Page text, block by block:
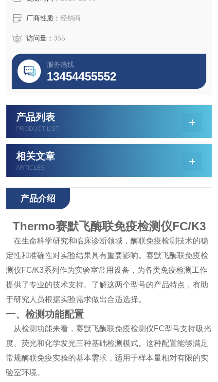
厂商性质： 经销商
访问量： 355
服务热线
13454455552
产品列表
PRODUCT LIST
相关文章
ARTICLES
产品介绍
Thermo赛默飞酶联免疫检测仪FC/K3
在生命科学研究和临床诊断领域，酶联免疫检测技术的稳
定性和准确性对实验结果具有重要影响。赛默飞酶联免疫检
测仪FC/K3系列作为实验室常用设备，为各类免疫检测工作
提供了专业的技术支持。了解这两个型号的产品特点，有助
于研究人员根据实验需求做出合适选择。
一、检测功能配置
从检测功能来看，赛默飞酶联免疫检测仪FC型号支持吸光
度、荧光和化学发光三种基础检测模式。这种配置能够满足
常规酶联免疫实验的基本需求，适用于样本量相对有限的实
验室环境。